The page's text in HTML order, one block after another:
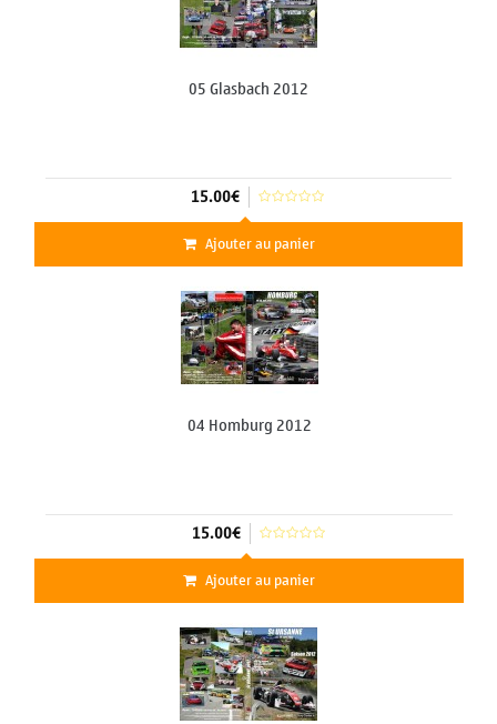
05 Glasbach 2012
15.00€
Ajouter au panier
04 Homburg 2012
15.00€
Ajouter au panier